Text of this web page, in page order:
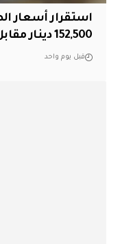
استقرار أسعار
152,500 دينار مقابل 100 دولار
قبل يوم واحد